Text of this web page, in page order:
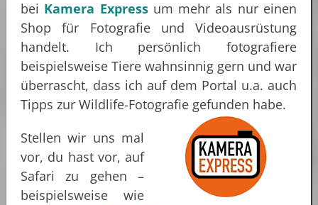
bei Kamera Expressum mehr als nur einen
Shop für Fotografie und Videoausrüstung
handelt. Ich persönlich fotografiere
beispielsweise Tiere wahnsinnig gern und war
überrascht, dass ich auf dem Portal u.a. auch
Tipps zur Wildlife-Fotografie gefunden habe.
Stellen wir uns mal
vor, du hast vor, auf
Safari zu gehen –
beispielsweise wie